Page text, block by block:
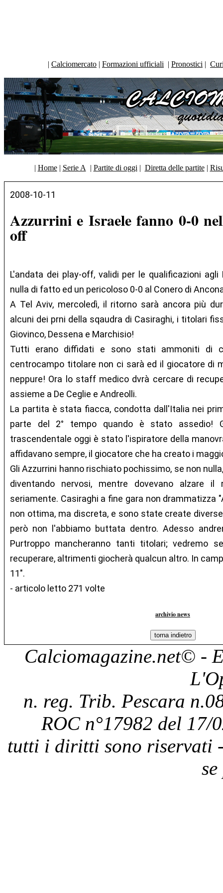
| Calciomercato | Formazioni ufficiali | Pronostici |
| Home| Serie A | Partite di oggi | Diretta delle partite|
2008-10-11
Azzurrini e Israele fanno 0-0
off
L'andata dei play-off, validi per le qualificazioni agli
nulla di fatto ed un pericoloso 0-0 al Conero di
A Tel Aviv, mercoledì, il ritorno sarà ancora più
alcuni dei prni della sqaudra di Casiraghi, i titolari
Giovinco, Dessena e Marchisio!
Tutti erano diffidati e sono stati ammoniti di
centrocampo titolare non ci sarà ed il giocatore di
neppure! Ora lo staff medico dvrà cercare di
assieme a De Ceglie e Andreolli.
La partita è stata fiacca, condotta dall'Italia nei
parte del 2° tempo quando è stato assedio!
trascendentale oggi è stato l'ispiratore della
affidavano sempre, il giocatore che ha creato i
Gli Azzurrini hanno rischiato pochissimo, se non
diventando nervosi, mentre dovevano alzare
seriamente. Casiraghi a fine gara non drammatizza
non ottima, ma discreta, e sono state create
però non l'abbiamo buttata dentro. Adesso
Purtroppo mancheranno tanti titolari; vedremo
recuperare, altrimenti giocherà qualcun altro. In
11".
- articolo letto 271 volte
archivio news
Calciomagazine.net© -
n. reg. Trib. Pescara
ROC n°17982 del 17/
tutti i diritti sono riservati